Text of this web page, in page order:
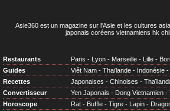
Asie360 est un magazine sur l'Asie et les cultures
japonais coréens vietnamiens hk
Restaurants Paris - Lyon - Marseille - Lille -
Guides
Viêt Nam - Thaïlande - Indonésie -
Recettes
Japonaises - Chinoises -
Convertisseur
Yen Japonais - Dong Vietnamien -
Horoscope
Rat - Buffle - Tigre - Lapin -